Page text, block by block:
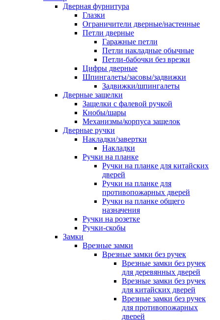
Дверная фурнитура
Глазки
Ограничители дверные/настенные
Петли дверные
Гаражные петли
Петли накладные обычные
Петли-бабочки без врезки
Цифры дверные
Шпингалеты/засовы/задвижки
Задвижки/шпингалеты
Дверные защелки
Защелки с фалевой ручкой
Кнобы/шары
Механизмы/корпуса защелок
Дверные ручки
Накладки/завертки
Накладки
Ручки на планке
Ручки на планке для китайских
дверей
Ручки на планке для
противопожарных дверей
Ручки на планке общего
назначения
Ручки на розетке
Ручки-скобы
Замки
Врезные замки
Врезные замки без ручек
Врезные замки без ручек
для деревянных дверей
Врезные замки без ручек
для китайских дверей
Врезные замки без ручек
для противопожарных
дверей